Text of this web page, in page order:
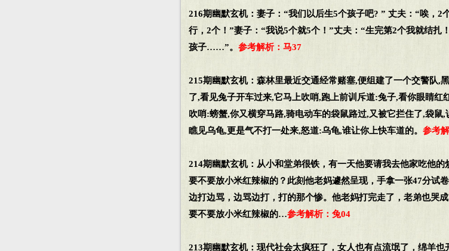
216期幽默玄机：妻子：“我们以后生5个孩子吧? ” 丈夫：“唉，2
行，2个！”妻子：“我说5个就5个！”丈夫：“生完第2个我就结扎
孩子……”。参考解析：马37
215期幽默玄机：森林里最近交通经常赌塞,便组建了一个交警队,
了,看见兔子开车过来,它马上吹哨,跑上前训斥道:兔子,看你眼睛红
吹哨:螃蟹,你又横穿马路,骑电动车的袋鼠路过,又被它拦住了,袋鼠
瞧见乌龟,更是气不打一处来,怒道:乌龟,谁让你上快车道的。参考
214期幽默玄机：从小和堂弟很铁，有一天他要请我去他家吃他
要不要放小米红辣椒的？此刻他老妈遽然呈现，手拿一张47分试
边打边骂，边骂边打，打的那个惨。他老妈打完走了，老弟也哭
要不要放小米红辣椒的…参考解析：兔04
213期幽默玄机：现代社会太疯狂了，女人也有点流氓了，绵羊